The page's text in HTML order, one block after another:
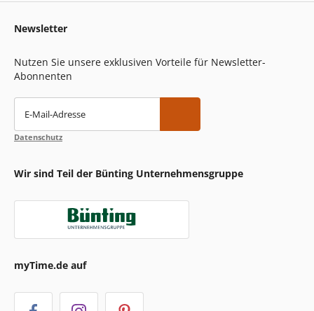
Newsletter
Nutzen Sie unsere exklusiven Vorteile für Newsletter-
Abonnenten
E-Mail-Adresse
Datenschutz
Wir sind Teil der Bünting Unternehmensgruppe
myTime.de auf